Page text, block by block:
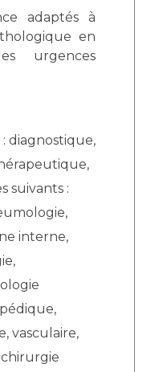
adaptés à
en
urgences
diagnostique,
suivants :
interne,
vasculaire,